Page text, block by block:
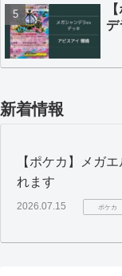
デ
新着情報
【ポケカ】メガ
れます
2026.07.15 ポケカ